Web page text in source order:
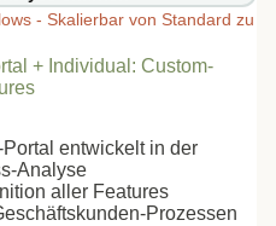
- Skalierbar von Standard zu
+ Individual: Custom-
entwickelt in der
Analyse
aller Features
Prozessen